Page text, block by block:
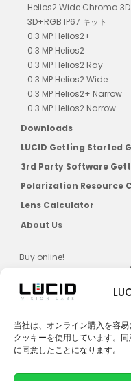
当社は、オンライン購入を容
クッキーを使用しています。
に同意したことになります。
Helios2 Wide Chroma
3D+RGB IP67 キット
0.3 MP Helios2+
0.3 MP Helios2
0.3 MP Helios2 Ray
0.3 MP Helios2 Wide
0.3 MP Helios2+ Narrow
0.3 MP Helios2 Narrow
Downloads
LUCID Getting Started
3rd Party Software
Polarization Resource
Lens Calculator
About Us
Buy online!
US, CAD, AU, JPN, NZ, SG,